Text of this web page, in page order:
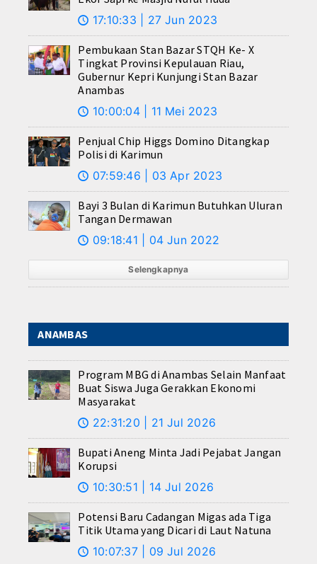
🕔 17:10:33 | 27 Jun 2023
Pembukaan Stan Bazar STQH Ke- X
Tingkat Provinsi Kepulauan Riau,
Gubernur Kepri Kunjungi Stan Bazar
Anambas
🕔 10:00:04 | 11 Mei 2023
Penjual Chip Higgs Domino Ditangkap
Polisi di Karimun
🕔 07:59:46 | 03 Apr 2023
Bayi 3 Bulan di Karimun Butuhkan Uluran
Tangan Dermawan
🕔 09:18:41 | 04 Jun 2022
Selengkapnya
ANAMBAS
Program MBG di Anambas Selain Manfaat
Buat Siswa Juga Gerakkan Ekonomi
Masyarakat
🕔 22:31:20 | 21 Jul 2026
Bupati Aneng Minta Jadi Pejabat Jangan
Korupsi
🕔 10:30:51 | 14 Jul 2026
Potensi Baru Cadangan Migas ada Tiga
Titik Utama yang Dicari di Laut Natuna
🕔 10:07:37 | 09 Jul 2026